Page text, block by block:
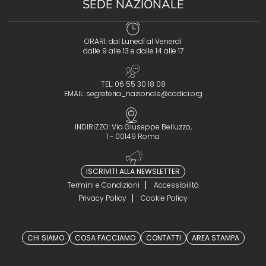
SEDE NAZIONALE
ORARI: dal Lunedì al Venerdì
dalle 9 alle 13 e dalle 14 alle 17
TEL: 06 55 30 18 08
EMAIL: segreteria_nazionale@codici.org
INDIRIZZO: Via Giuseppe Belluzzo,
1 - 00149 Roma
ISCRIVITI ALLA NEWSLETTER
Termini e Condizioni
Accessibilità
Privacy Policy
Cookie Policy
CHI SIAMO COSA FACCIAMO CONTATTI AREA STAMPA